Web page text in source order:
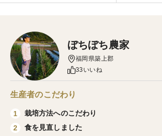
ぼちぼち農家
福岡県築上郡
33いいね
生産者のこだわり
1
栽培方法へのこだわり
2
食を見直しました